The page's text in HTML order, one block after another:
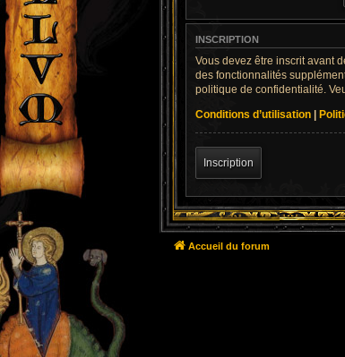
INSCRIPTION
Vous devez être inscrit avant
des fonctionnalités
politique de confidentialité.
Conditions d’utilisation |
Inscription
Accueil du forum